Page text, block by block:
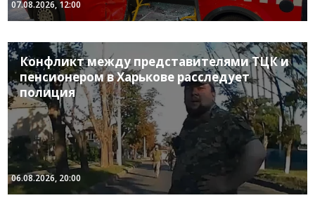
07.08.2026, 12:00
Конфликт между представителями ТЦК и
пенсионером в Харькове расследует
полиция
06.08.2026, 20:00